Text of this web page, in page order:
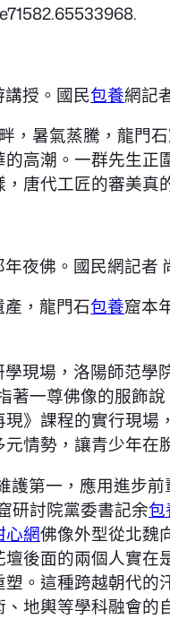
授。國民包養網記
，暑氣蒸騰，龍門
高潮。一群先生正
唐代工匠的審美真
夜佛。國民網記者
，龍門石包養窟本
現場，洛陽師范學
著一尊佛像的服飾
》課程的實行現
情勢，讓青少年在
護第一，應用進步
研討院黨委書記余包
心網佛像外型從北魏
後面的兩個人實在
。這種跨越朝代
地輿等學科融會的